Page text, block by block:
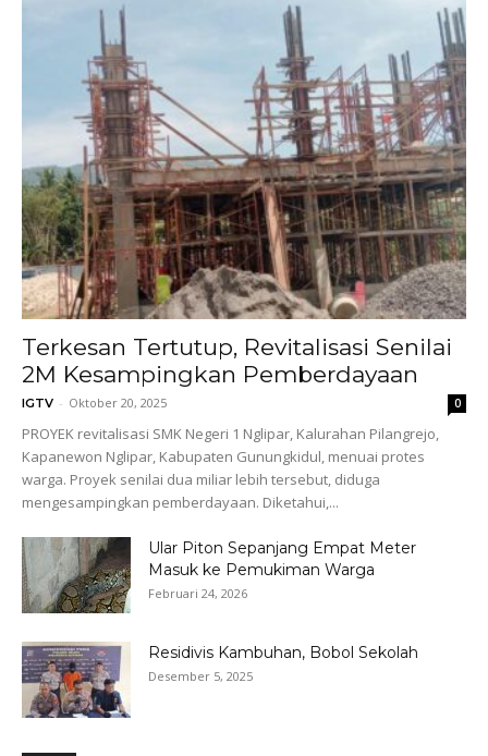
Terkesan Tertutup, Revitalisasi Senilai
2M Kesampingkan Pemberdayaan
IGTV - Oktober 20, 2025 0
PROYEK revitalisasi SMK Negeri 1 Nglipar, Kalurahan Pilangrejo,
Kapanewon Nglipar, Kabupaten Gunungkidul, menuai protes
warga. Proyek senilai dua miliar lebih tersebut, diduga
mengesampingkan pemberdayaan. Diketahui,...
Ular Piton Sepanjang Empat Meter
Masuk ke Pemukiman Warga
Februari 24, 2026
Residivis Kambuhan, Bobol Sekolah
Desember 5, 2025